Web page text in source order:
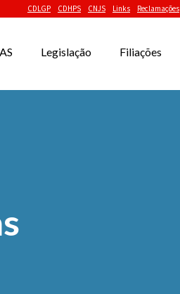
CDLGP CDHPS CNJS Links Reclamações
Legislação Filiações